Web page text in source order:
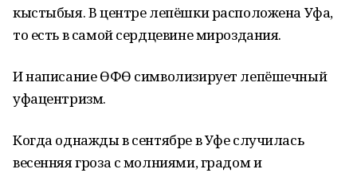
кыстыбыя. В центре лепёшки расположена Уфа,
то есть в самой сердцевине мироздания.
И написание ƟФƟ символизирует лепёшечный
уфацентризм.
Когда однажды в сентябре в Уфе случилась
весенняя гроза с молниями, градом и